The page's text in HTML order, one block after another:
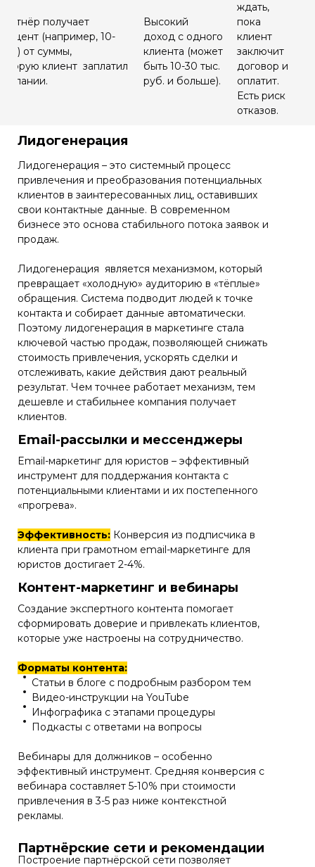
получает
(например, 10-
от суммы,
клиент заплатил
Высокий
доход с одного
клиента (может
быть 10-30 тыс.
руб. и больше).
ждать,
пока
клиент
заключит
договор и
оплатит.
Есть риск
отказов.
Партнёрские сети и рекомендации
Контент-маркетинг и вебинары
Email-рассылки и мессенджеры
Лидогенерация
Лидогенерация – это системный процесс
привлечения и преобразования потенциальных
клиентов в заинтересованных лиц, оставивших
свои контактные данные. В современном
бизнесе это основа стабильного потока заявок и
продаж.
Лидогенерация является механизмом, который
превращает «холодную» аудиторию в «тёплые»
обращения. Система подводит людей к точке
контакта и собирает данные автоматически.
Поэтому лидогенерация в маркетинге стала
ключевой частью продаж, позволяющей снижать
стоимость привлечения, ускорять сделки и
отслеживать, какие действия дают реальный
результат. Чем точнее работает механизм, тем
дешевле и стабильнее компания получает
клиентов.
Email-маркетинг для юристов – эффективный
инструмент для поддержания контакта с
потенциальными клиентами и их постепенного
«прогрева».
Эффективность: Конверсия из подписчика в
клиента при грамотном email-маркетинге для
юристов достигает 2-4%.
Создание экспертного контента помогает
сформировать доверие и привлекать клиентов,
которые уже настроены на сотрудничество.
Форматы контента:
Статьи в блоге с подробным разбором тем
Видео-инструкции на YouTube
Инфографика с этапами процедуры
Подкасты с ответами на вопросы
Вебинары для должников – особенно
эффективный инструмент. Средняя конверсия с
вебинара составляет 5-10% при стоимости
привлечения в 3-5 раз ниже контекстной
рекламы.
Построение партнёрской сети позволяет